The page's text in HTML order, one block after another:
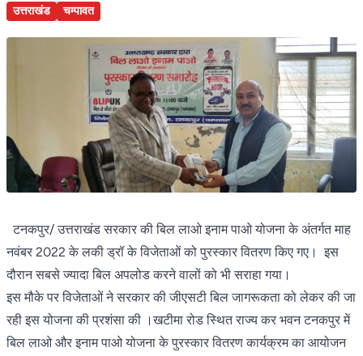
उत्तराखंड
चम्पावत
टनकपुर/ उत्तराखंड सरकार की बिल लाओ इनाम पाओ योजना के अंतर्गत माह
नवंबर 2022 के लकी ड्रॉ के विजेताओं को पुरस्कार वितरण किए गए। इस
दौरान सबसे ज्यादा बिल अपलोड करने वालों को भी सराहा गया।
इस मौके पर विजेताओं ने सरकार की जीएसटी बिल जागरूकता को लेकर की जा
रही इस योजना की प्रशंसा की ।खटीमा रोड स्थित राज्य कर भवन टनकपुर में
बिल लाओ और इनाम पाओ योजना के पुरस्कार वितरण कार्यक्रम का आयोजन